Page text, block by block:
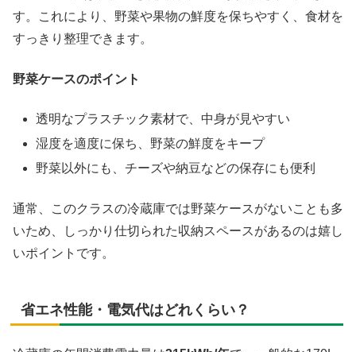
す。これにより、野菜や果物の鮮度を保ちやすく、食材を
すっきり整理できます。
野菜ケースのポイント
透明なプラスチック素材で、中身が見やすい
湿度を適度に保ち、野菜の鮮度をキープ
野菜以外にも、チーズや納豆などの保存にも便利
通常、このクラスの冷蔵庫では野菜ケースがないことも多
いため、しっかり仕切られた収納スペースがあるのは嬉し
いポイントです。
省エネ性能・電気代はどれくらい？